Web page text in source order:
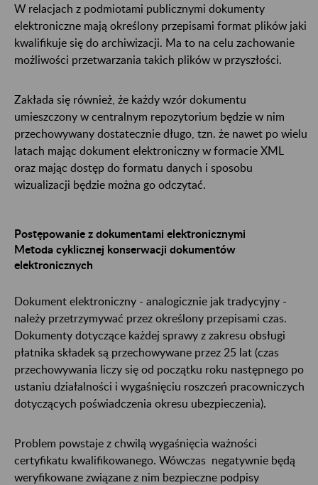
W relacjach z podmiotami publicznymi dokumenty
elektroniczne mają określony przepisami format plików jaki
kwalifikuje się do archiwizacji. Ma to na celu zachowanie
możliwości przetwarzania takich plików w przyszłości.
Zakłada się również, że każdy wzór dokumentu
umieszczony w centralnym repozytorium będzie w nim
przechowywany dostatecznie długo, tzn. że nawet po wielu
latach mając dokument elektroniczny w formacie XML
oraz mając dostęp do formatu danych i sposobu
wizualizacji będzie można go odczytać.
Postępowanie z dokumentami elektronicznymi
Metoda cyklicznej konserwacji dokumentów
elektronicznych
Dokument elektroniczny - analogicznie jak tradycyjny -
należy przetrzymywać przez określony przepisami czas.
Dokumenty dotyczące każdej sprawy z zakresu obsługi
płatnika składek są przechowywane przez 25 lat (czas
przechowywania liczy się od początku roku następnego po
ustaniu działalności i wygaśnięciu roszczeń pracowniczych
dotyczących poświadczenia okresu ubezpieczenia).
Problem powstaje z chwilą wygaśnięcia ważności
certyfikatu kwalifikowanego. Wówczas negatywnie będą
weryfikowane związane z nim bezpieczne podpisy